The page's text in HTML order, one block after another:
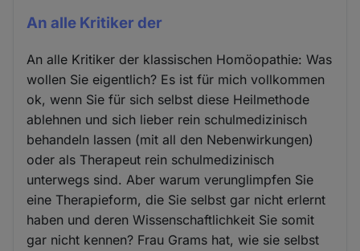
An alle Kritiker der
An alle Kritiker der klassischen Homöopathie: Was
wollen Sie eigentlich? Es ist für mich vollkommen
ok, wenn Sie für sich selbst diese Heilmethode
ablehnen und sich lieber rein schulmedizinisch
behandeln lassen (mit all den Nebenwirkungen)
oder als Therapeut rein schulmedizinisch
unterwegs sind. Aber warum verunglimpfen Sie
eine Therapieform, die Sie selbst gar nicht erlernt
haben und deren Wissenschaftlichkeit Sie somit
gar nicht kennen? Frau Grams hat, wie sie selbst